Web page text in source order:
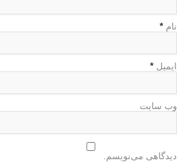
نام *
ایمیل *
وب سایت
دیدگاهی می‌نویسم.